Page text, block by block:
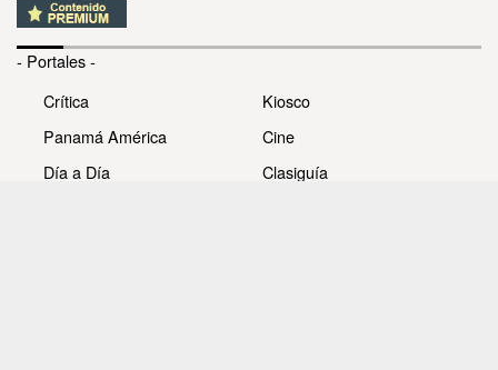
- Portales -
Crítica
Panamá América
Día a Día
Kiosco
Cine
Clasiguía